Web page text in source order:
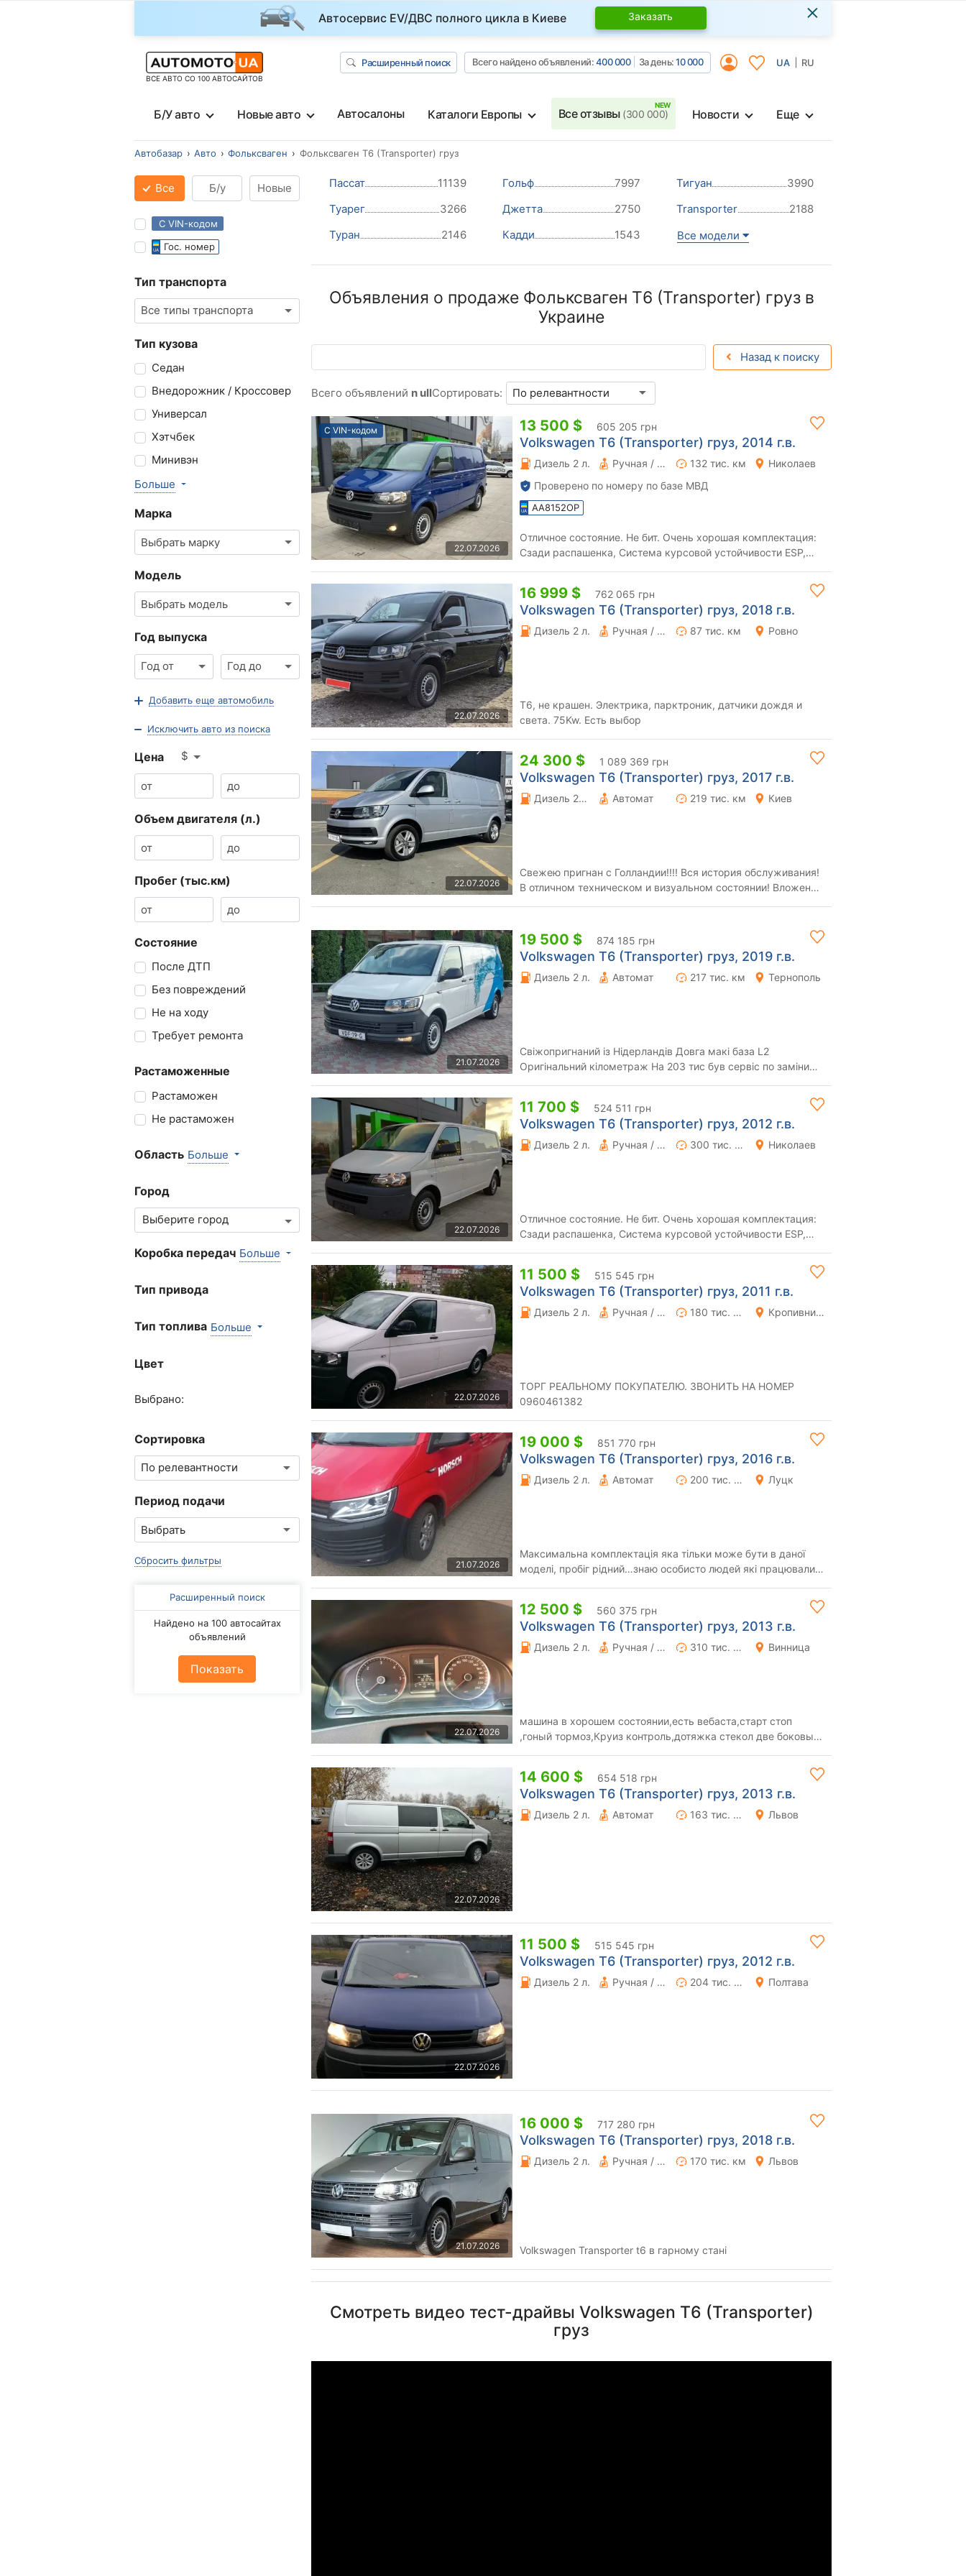
Автосервис EV/ДВС полного цикла в Киеве Заказать ×
ВСЕ АВТО СО 100 АВТОСАЙТОВ
Расширенный поиск Всего найдено объявлений:400 000 За день:10 000 UA RU
Б/У авто Новые авто Автосалоны Каталоги Европы Все отзывы (300 000) Новости Еще
Автобазар Авто Фольксваген Фольксваген T6 (Transporter) груз
Все Б/у Новые
С VIN-кодом
Гос. номер
Тип транспорта
Все типы транспорта
Тип кузова
Седан
Внедорожник / Кроссовер
Универсал
Хэтчбек
Минивэн
Больше
Марка
Выбрать марку
Модель
Выбрать модель
Год выпуска
Год от Год до
Добавить еще автомобиль
Исключить авто из поиска
Цена $
Объем двигателя (л.)
Пробег (тыс.км)
Состояние
После ДТП
Без повреждений
Не на ходу
Требует ремонта
Растаможенные
Растаможен
Не растаможен
Область Больше
Город
Коробка передач Больше
Тип привода
Тип топлива Больше
Цвет
Выбрано:
Сортировка
Период подачи
Сбросить фильтры
Расширенный поиск
Найдено на 100 автосайтах
объявлений
Показать
Пассат 11139 Гольф 7997 Тигуан
3990
Туарег
3266 Джетта 2750 Transporter
2188
Туран
2146 Кадди 1543 Все модели
Объявления о продаже Фольксваген T6 (Transporter) груз в
Украине
Назад к поиску
Всего объявлений n ullСортировать:
С VIN-кодом
22.07.2026
13 500 $ 605 205 грн
Volkswagen T6 (Transporter) груз, 2014 г.в.
Дизель 2 л. Ручная / Механика 132 тис. км
Николаев
Проверено по номеру по базе МВД
AA8152OP
Отличное состояние. Не бит. Очень хорошая комплектация:
Сзади распашенка, Система курсовой устойчивости ESP,
22.07.2026
16 999 $ 762 065 грн
Volkswagen T6 (Transporter) груз, 2018 г.в.
Дизель 2 л. Ручная / Механика 87 тис. км Ровно
Т6, не крашен. Электрика, парктроник, датчики дождя и
света. 75Kw. Есть выбор
22.07.2026
24 300 $ 1 089 369 грн
Volkswagen T6 (Transporter) груз, 2017 г.в.
Дизель 20 л. Автомат 219 тис. км Киев
Свежею пригнан с Голландии!!!! Вся история обслуживания!
В отличном техническом и визуальном состоянии! Вложений
21.07.2026
19 500 $ 874 185 грн
Volkswagen T6 (Transporter) груз, 2019 г.в.
Дизель 2 л. Автомат 217 тис. км Тернополь
Свіжопригнаний із Нідерландів Довга макі база L2
Оригінальний кілометраж На 203 тис був сервіс по заміни
22.07.2026
11 700 $ 524 511 грн
Volkswagen T6 (Transporter) груз, 2012 г.в.
Дизель 2 л. Ручная / Механика 300 тис. км Николаев
Отличное состояние. Не бит. Очень хорошая комплектация:
Сзади распашенка, Система курсовой устойчивости ESP,
22.07.2026
11 500 $ 515 545 грн
Volkswagen T6 (Transporter) груз, 2011 г.в.
Дизель 2 л. Ручная / Механика 180 тис. км Кропивницкий (Кировоград)
ТОРГ РЕАЛЬНОМУ ПОКУПАТЕЛЮ. ЗВОНИТЬ НА НОМЕР
0960461382
21.07.2026
19 000 $ 851 770 грн
Volkswagen T6 (Transporter) груз, 2016 г.в.
Дизель 2 л. Автомат 200 тис. км Луцк
Максимальна комплектація яка тільки може бути в даної
моделі, пробіг рідний…знаю особисто людей які працювали
22.07.2026
12 500 $ 560 375 грн
Volkswagen T6 (Transporter) груз, 2013 г.в.
Дизель 2 л. Ручная / Механика 310 тис. км Винница
машина в хорошем состоянии,есть вебаста,старт стоп
,гоный тормоз,Круиз контроль,дотяжка стекол две боковых
22.07.2026
14 600 $ 654 518 грн
Volkswagen T6 (Transporter) груз, 2013 г.в.
Дизель 2 л. Автомат 163 тис. км Львов
22.07.2026
11 500 $ 515 545 грн
Volkswagen T6 (Transporter) груз, 2012 г.в.
Дизель 2 л. Ручная / Механика 204 тис. км Полтава
21.07.2026
16 000 $ 717 280 грн
Volkswagen T6 (Transporter) груз, 2018 г.в.
Дизель 2 л. Ручная / Механика 170 тис. км Львов
Volkswagen Transporter t6 в гарному станi
Смотреть видео тест-драйвы Volkswagen T6 (Transporter)
груз